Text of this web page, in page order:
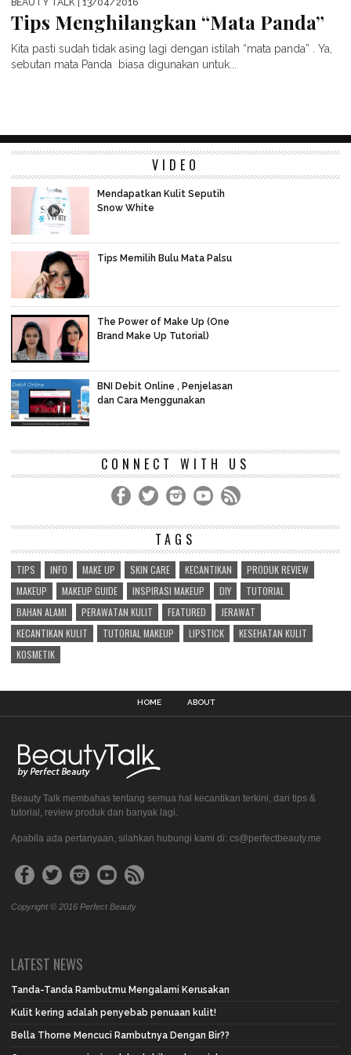
BEAUTY TALK | 13/04/2016
Tips Menghilangkan “Mata Panda”
Kita pasti sudah tidak asing lagi dengan istilah “mata panda” . Ya,
sebutan mata Panda biasa digunakan untuk...
VIDEO
Mendapatkan Kulit Seputih
Snow White
Tips Memilih Bulu Mata Palsu
The Power of Make Up (One
Brand Make Up Tutorial)
BNI Debit Online , Penjelasan
dan Cara Menggunakan
CONNECT WITH US
TAGS
TIPS INFO MAKE UP SKIN CARE KECANTIKAN
PRODUK REVIEW
MAKEUP
MAKEUP GUIDE INSPIRASI MAKEUP DIY
TUTORIAL
BAHAN ALAMI
PERAWATAN KULIT FEATURED
JERAWAT
KECANTIKAN KULIT
TUTORIAL MAKEUP LIPSTICK
KESEHATAN KULIT
KOSMETIK
HOME ABOUT
Beauty Talk membahas tentang semua hal kecantikan terkini, dari tips &
tutorial, review produk dan banyak lagi.
Apabila ada pertanyaan, silahkan hubungi kami di: cs@perfectbeauty.me
Copyright © 2016 Perfect Beauty
LATEST NEWS
Tanda-Tanda Rambutmu Mengalami Kerusakan
Kulit kering adalah penyebab penuaan kulit!
Bella Thorne Mencuci Rambutnya Dengan Bir??